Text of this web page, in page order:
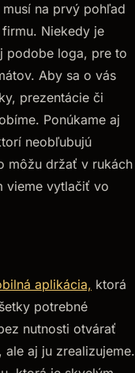
na prvý pohľad
Niekedy je
podobe loga, pre to
Aby sa o vás
prezentácie či
Ponúkame aj
neobľubujú
môžu držať v rukách
vieme vytlačiť vo
aplikácia, ktorá
potrebné
nutnosti otvárať
aj ju zrealizujeme.